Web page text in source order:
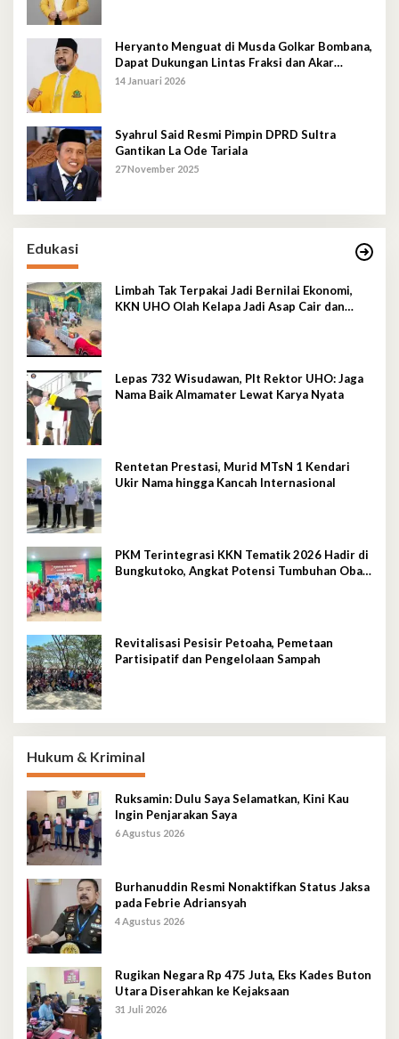
Heryanto Menguat di Musda Golkar Bombana,
Dapat Dukungan Lintas Fraksi dan Akar
Rumput
14 Januari 2026
Syahrul Said Resmi Pimpin DPRD Sultra
Gantikan La Ode Tariala
27 November 2025
Edukasi
Limbah Tak Terpakai Jadi Bernilai Ekonomi,
KKN UHO Olah Kelapa Jadi Asap Cair dan
Lepas 732 Wisudawan, Plt Rektor UHO: Jaga
Nama Baik Almamater Lewat Karya Nyata
Rentetan Prestasi, Murid MTsN 1 Kendari
Ukir Nama hingga Kancah Internasional
PKM Terintegrasi KKN Tematik 2026 Hadir di
Bungkutoko, Angkat Potensi Tumbuhan Obat
Revitalisasi Pesisir Petoaha, Pemetaan
Partisipatif dan Pengelolaan Sampah
Hukum & Kriminal
Ruksamin: Dulu Saya Selamatkan, Kini Kau
Ingin Penjarakan Saya
6 Agustus 2026
Burhanuddin Resmi Nonaktifkan Status Jaksa
pada Febrie Adriansyah
4 Agustus 2026
Rugikan Negara Rp 475 Juta, Eks Kades Buton
Utara Diserahkan ke Kejaksaan
31 Juli 2026